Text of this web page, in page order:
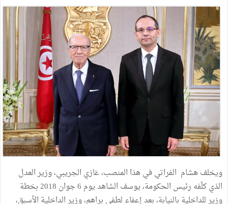
ويخلف هشام الفراتي في هذا المنصب، غازي الجريبي، وزير العدل
الذي كلّفه رئيس الحكومة، يوسف الشاهد يوم 6 جوان 2018 بخطة
وزير للداخلية بالنيابة، بعد إعفاء لطفي براهم، وزير الداخلية الأسبق،